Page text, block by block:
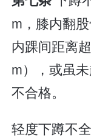
m，膝内翻
内踝间距离
m），或虽
不合格。
轻度下蹲不